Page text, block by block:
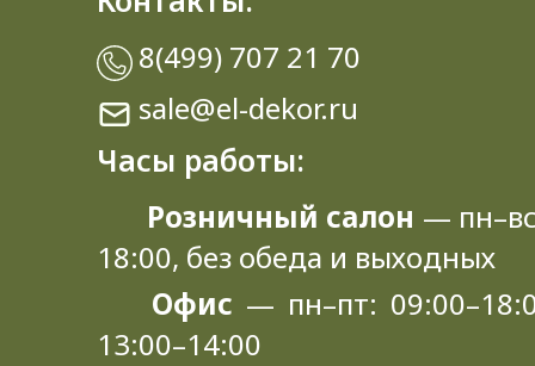
8(499) 707 21 70
sale@el-dekor.ru
Часы работы:
Розничный салон —
18:00, без обеда и выходных
Офис — пн–пт:
13:00–14:00